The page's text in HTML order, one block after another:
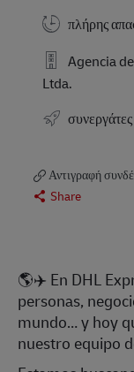
πλήρης
Agencia
Ltda.
συνεργάτες
Αντιγραφή
Share
🌎✈️ En DHL
personas,
mundo… y hoy
nuestro equipo